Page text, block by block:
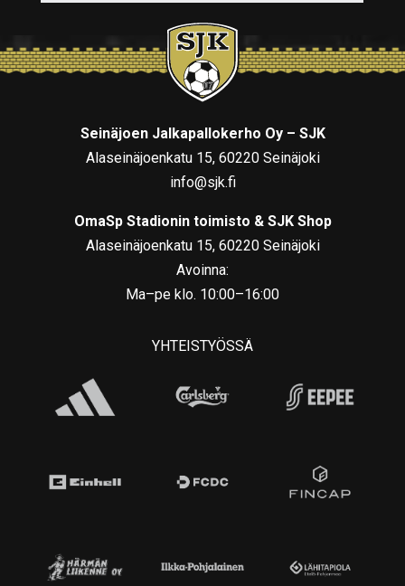
Seinäjoen Jalkapallokerho Oy – SJK
Alaseinäjoenkatu 15, 60220 Seinäjoki
info@sjk.fi
OmaSp Stadionin toimisto & SJK Shop
Alaseinäjoenkatu 15, 60220 Seinäjoki
Avoinna:
Ma–pe klo. 10:00–16:00
YHTEISTYÖSSÄ